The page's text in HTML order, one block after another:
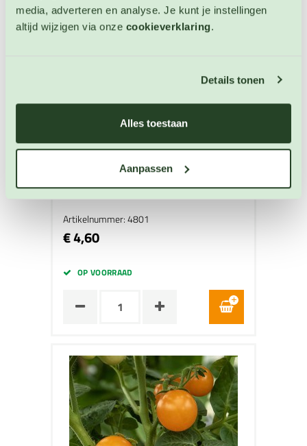
media, adverteren en analyse. Je kunt je instellingen
altijd wijzigen via onze cookieverklaring.
Details tonen
Alles toestaan
Aanpassen
Microtomaat Micro-Tina
Tomaten zaden
Artikelnummer: 4801
€ 4,60
OP VOORRAAD